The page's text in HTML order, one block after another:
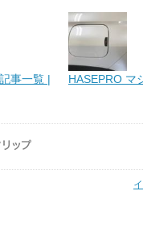
事一覧 | HASEPRO マ